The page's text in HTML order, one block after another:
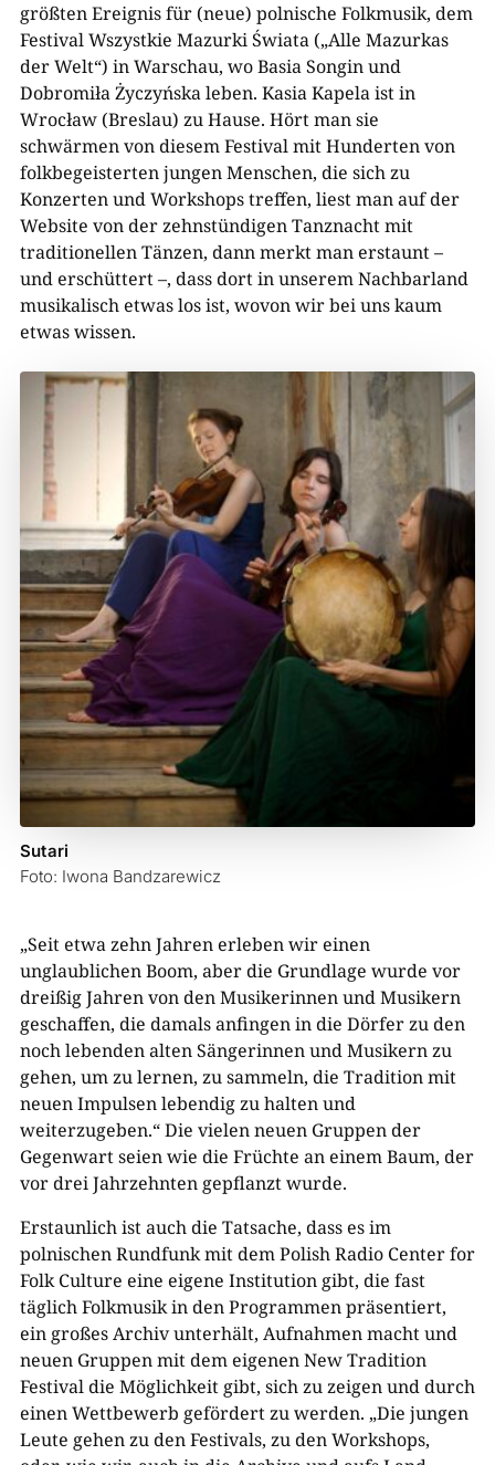
größten Ereignis für (neue) polnische Folkmusik, dem
Festival Wszystkie Mazurki Świata („Alle Mazurkas
der Welt“) in Warschau, wo Basia Songin und
Dobromiła Życzyńska leben. Kasia Kapela ist in
Wrocław (Breslau) zu Hause. Hört man sie
schwärmen von diesem Festival mit Hunderten von
folkbegeisterten jungen Menschen, die sich zu
Konzerten und Workshops treffen, liest man auf der
Website von der zehnstündigen Tanznacht mit
traditionellen Tänzen, dann merkt man erstaunt –
und erschüttert –, dass dort in unserem Nachbarland
musikalisch etwas los ist, wovon wir bei uns kaum
etwaswissen.
Sutari
Foto: Iwona Bandzarewicz
„Seit etwa zehn Jahren erleben wir einen
unglaublichen Boom, aber die Grundlage wurde vor
dreißig Jahren von den Musikerinnen und Musikern
geschaffen, die damals anfingen in die Dörfer zu den
noch lebenden alten Sängerinnen und Musikern zu
gehen, um zu lernen, zu sammeln, die Tradition mit
neuen Impulsen lebendig zu halten und
weiterzugeben.“ Die vielen neuen Gruppen der
Gegenwart seien wie die Früchte an einem Baum, der
vor drei Jahrzehnten gepflanztwurde.
Erstaunlich ist auch die Tatsache, dass es im
polnischen Rundfunk mit dem Polish Radio Center for
Folk Culture eine eigene Institution gibt, die fast
täglich Folkmusik in den Programmen präsentiert,
ein großes Archiv unterhält, Aufnahmen macht und
neuen Gruppen mit dem eigenen New Tradition
Festival die Möglichkeit gibt, sich zu zeigen und durch
einen Wettbewerb gefördert zu werden. „Die jungen
Leute gehen zu den Festivals, zu den Workshops,